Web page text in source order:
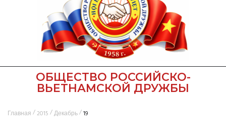
ОБЩЕСТВО РОССИЙСКО-
ВЬЕТНАМСКОЙ ДРУЖБЫ
Главная /2015 /Декабрь/19